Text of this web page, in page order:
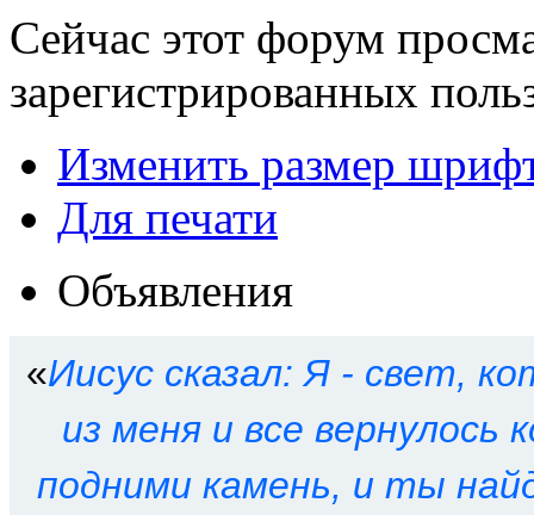
Сейчас этот форум
зарегистрированных
Изменить размер
Для печати
Объявления
«Иисус сказал: Я - свет,
из меня и все вернулось
подними камень, и ты